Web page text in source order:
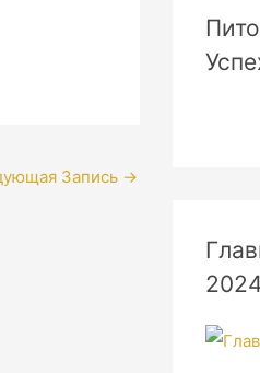
Запись →